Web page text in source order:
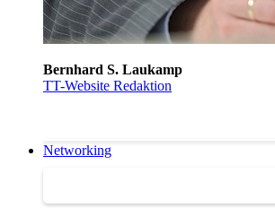
Bernhard S. Laukamp
TT-Website Redaktion
Networking